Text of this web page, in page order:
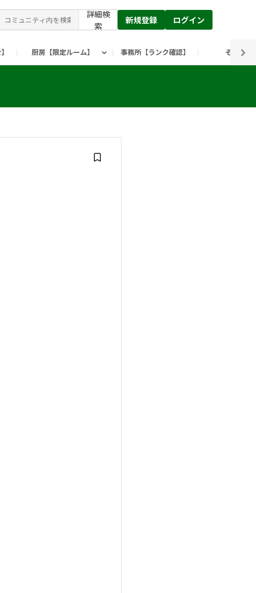
詳細検
索
新規登録 ログイン
厨房【限定ルーム】 事務所【ランク確認】 その他
ンク）ピックルスホールディングスHP